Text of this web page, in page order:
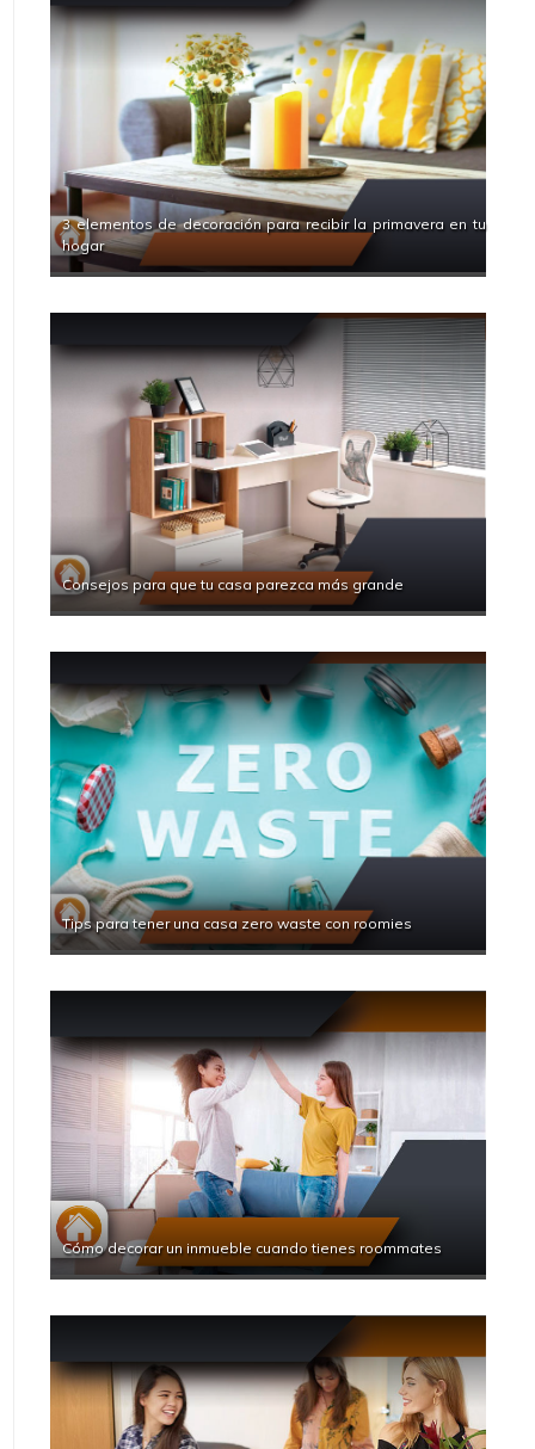
3 elementos de decoración para recibir la primavera en tu
hogar
Consejos para que tu casa parezca más grande
Tips para tener una casa zero waste con roomies
Cómo decorar un inmueble cuando tienes roommates